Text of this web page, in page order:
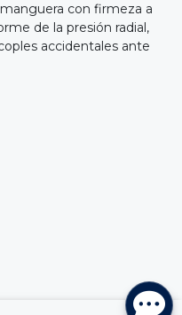
con firmeza a
de la presión radial,
accidentales ante